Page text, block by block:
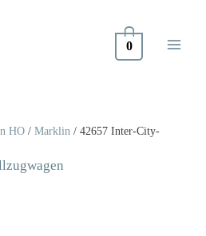
0
HO / Marklin / 42657 Inter-City-